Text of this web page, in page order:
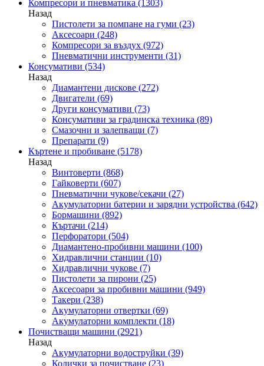
Компресори и пневматика (1303)
Назад
Пистолети за помпане на гуми (23)
Аксесоари (248)
Компресори за въздух (972)
Пневматични инструменти (31)
Консумативи (534)
Назад
Диамантени дискове (272)
Двигатели (69)
Други консумативи (73)
Консумативи за градинска техника (89)
Смазочни и залепващи (7)
Препарати (9)
Къртене и пробиване (5178)
Назад
Винтоверти (868)
Гайковерти (607)
Пневматични чукове/секачи (27)
Акумулаторни батерии и зарядни устройства (642)
Бормашини (892)
Къртачи (214)
Перфоратори (504)
Диамантено-пробивни машини (100)
Хидравлични станции (10)
Хидравлични чукове (7)
Пистолети за пирони (25)
Аксесоари за пробивни машини (949)
Такери (238)
Акумулаторни отвертки (69)
Акумулаторни комплекти (18)
Почистващи машини (2921)
Назад
Акумулаторни водоструйки (39)
Колички за почистване (23)